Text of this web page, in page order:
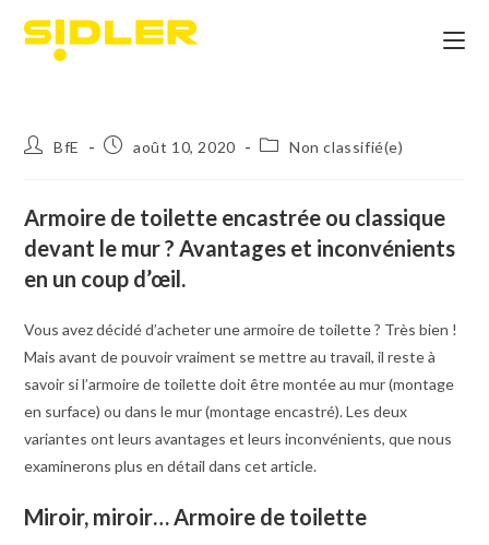
BfE août 10, 2020 Non classifié(e)
Armoire de toilette encastrée ou classique
devant le mur ? Avantages et inconvénients
en un coup d’œil.
Vous avez décidé d’acheter une armoire de toilette ? Très bien !
Mais avant de pouvoir vraiment se mettre au travail, il reste à
savoir si l’armoire de toilette doit être montée au mur (montage
en surface) ou dans le mur (montage encastré). Les deux
variantes ont leurs avantages et leurs inconvénients, que nous
examinerons plus en détail dans cet article.
Miroir, miroir… Armoire de toilette